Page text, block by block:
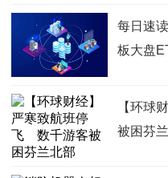
每日速
板大盘
【环球
被困芬